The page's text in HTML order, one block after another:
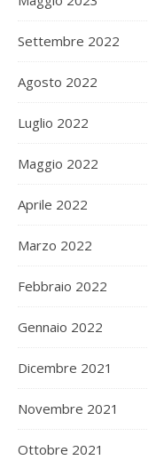
Settembre 2022
Agosto 2022
Luglio 2022
Maggio 2022
Aprile 2022
Marzo 2022
Febbraio 2022
Gennaio 2022
Dicembre 2021
Novembre 2021
Ottobre 2021